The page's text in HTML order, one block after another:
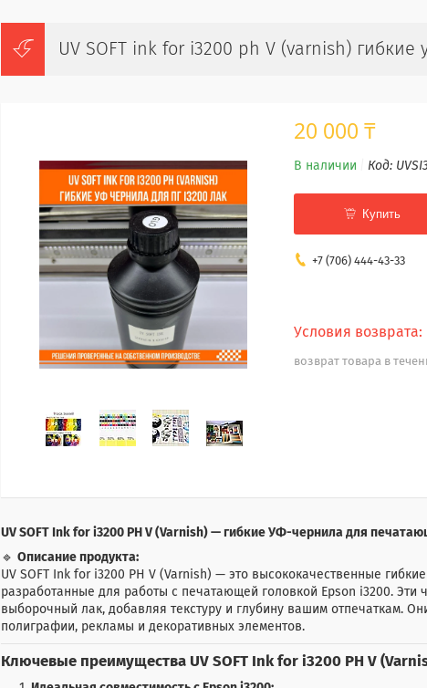
UV SOFT ink for i3200 ph V (varnish)
20 000 ₸
В наличии Код:
Купить
+7 (706) 444-43-33
возврат товара в
UV SOFT Ink for i3200 PH V (Varnish) — гибкие УФ-чернила для
🔹 Описание продукта:
UV SOFT Ink for i3200 PH V (Varnish) — это высококачественные
разработанные для работы с печатающей головкой Epson i3200.
выборочный лак, добавляя текстуру и глубину вашим отпечаткам.
полиграфии, рекламы и декоративных элементов.
Ключевые преимущества UV SOFT Ink for i3200 PH V